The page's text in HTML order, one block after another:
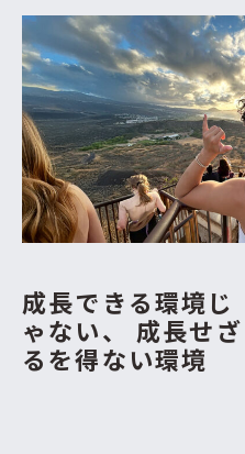
成長できる環境じ
ゃない、
成長せざ
るを得ない環境